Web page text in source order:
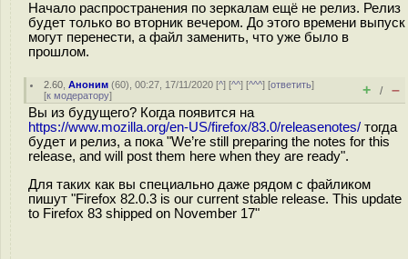
Начало распространения по зеркалам ещё не релиз. Релиз
будет только во вторник вечером. До этого времени выпуск
могут перенести, а файл заменить, что уже было в
прошлом.
2.60 ,Аноним (60), 00:27, 17/11/2020 [^] [^^] [^^^] [ответить]
[к модератору] + / –
Вы из будущего? Когда появится на
https://www.mozilla.org/en-US/firefox/83.0/releasenotes/ тогда
будет и релиз, а пока "We’re still preparing the notes for this
release, and will post them here when they are ready".
Для таких как вы специально даже рядом с файликом
пишут "Firefox 82.0.3 is our current stable release. This update
to Firefox 83 shipped on November 17"